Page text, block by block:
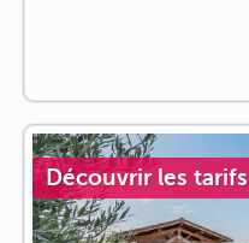
Découvrir les tarifs